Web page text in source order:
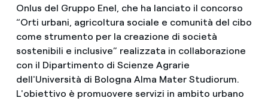
Onlus del Gruppo Enel, che ha lanciato il concorso
“Orti urbani, agricoltura sociale e comunità del cibo
come strumento per la creazione di società
sostenibili e inclusive” realizzata in collaborazione
con il Dipartimento di Scienze Agrarie
dell'Università di Bologna Alma Mater Studiorum.
L'obiettivo è promuovere servizi in ambito urbano